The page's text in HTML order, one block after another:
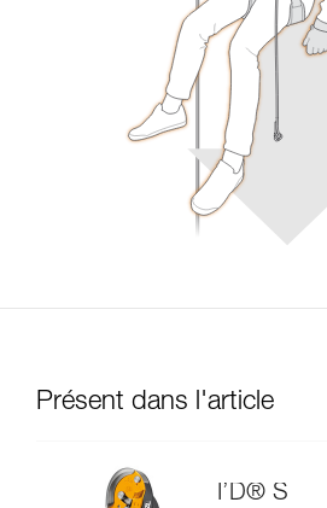
Présent dans l'article
I’D® S